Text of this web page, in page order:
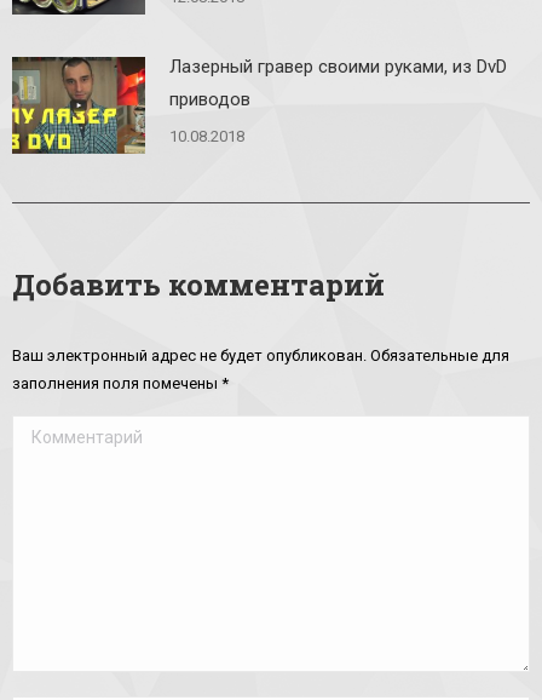
Лазерный гравер своими руками, из DvD
приводов
10.08.2018
Добавить комментарий
Ваш электронный адрес не будет опубликован. Обязательные для
заполнения поля помечены *
Комментарий